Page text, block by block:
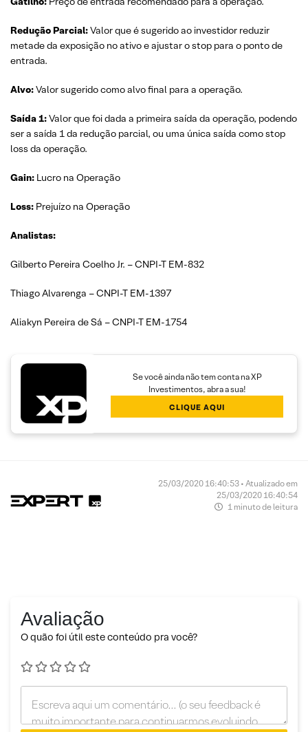
Redução Parcial:Valor que é sugerido ao investidor reduzir
metade da exposição no ativo e ajustar o stop para o ponto de
entrada.
Alvo:Valor sugerido como alvo final para a operação.
Saída 1:Valor que foi dada a primeira saída da operação, podendo
ser a saída 1 da redução parcial, ou uma única saída como stop
loss da operação.
Gain: Lucro na Operação
Loss: Prejuízo na Operação
Analistas:
Gilberto Pereira Coelho Jr. – CNPI-T EM-832
Thiago Alvarenga – CNPI-T EM-1397
Aliakyn Pereira de Sá – CNPI-T EM-1754
Se você ainda não tem conta na XP
Investimentos, abra a sua!
CLIQUE AQUI
25/03/2020 16:40:53 • Atualizado em
25/03/2020 16:40:54
1 minuto de leitura
Avaliação
O quão foi útil este conteúdo pra você?